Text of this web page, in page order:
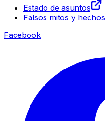
Estado de asuntos
Falsos mitos y hechos
Facebook